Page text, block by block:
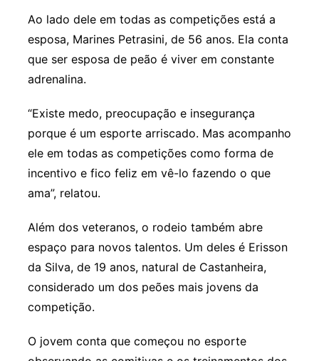
Ao lado dele em todas as competições está a
esposa, Marines Petrasini, de 56 anos. Ela conta
que ser esposa de peão é viver em constante
adrenalina.
“Existe medo, preocupação e insegurança
porque é um esporte arriscado. Mas acompanho
ele em todas as competições como forma de
incentivo e fico feliz em vê-lo fazendo o que
ama”, relatou.
Além dos veteranos, o rodeio também abre
espaço para novos talentos. Um deles é Erisson
da Silva, de 19 anos, natural de Castanheira,
considerado um dos peões mais jovens da
competição.
O jovem conta que começou no esporte